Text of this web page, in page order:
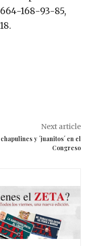
168-93-85,
Next article
chapulines y ´juanitos´ en el
Congreso